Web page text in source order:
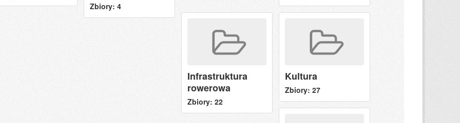
Zbiory: 4
Infrastruktura
rowerowa
Zbiory: 22
Kultura
Zbiory: 27